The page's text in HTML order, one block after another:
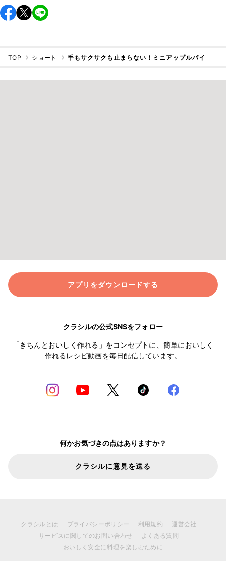
TOP ショート 手もサクサクも止まらない！ミニアップルパイ
アプリをダウンロードする
クラシルの公式SNSをフォロー
「きちんとおいしく作れる」をコンセプトに、簡単においしく
作れるレシピ動画を毎日配信しています。
何かお気づきの点はありますか？
クラシルに意見を送る
クラシルとは プライバシーポリシー 利用規約
運営会社
サービスに関してのお問い合わせ
よくある質問
おいしく安全に料理を楽しむために